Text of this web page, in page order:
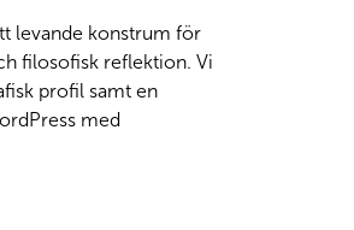
levande konstrum för
filosofisk reflektion. Vi
profil samt en
med